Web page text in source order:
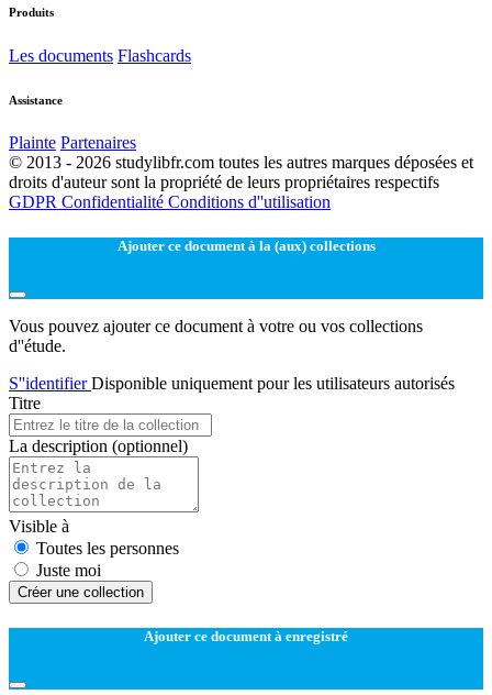
Produits
Les documents Flashcards
Assistance
Plainte Partenaires
© 2013 - 2026 studylibfr.com toutes les autres marques déposées et
droits d'auteur sont la propriété de leurs propriétaires respectifs
GDPR Confidentialité Conditions d''utilisation
Ajouter ce document à la (aux) collections
Vous pouvez ajouter ce document à votre ou vos collections
d''étude.
S''identifierDisponible uniquement pour les utilisateurs autorisés
Titre
La description (optionnel)
Visible à
Toutes les personnes
Juste moi
Créer une collection
Ajouter ce document à enregistré